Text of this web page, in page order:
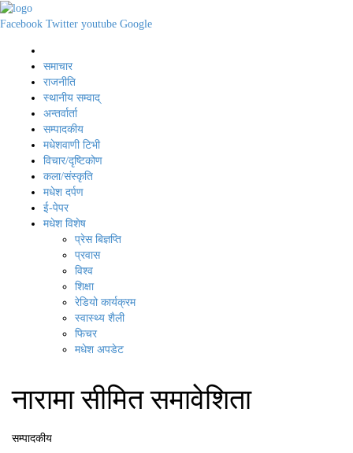
Facebook Twitter youtube Google
समाचार
राजनीति
स्थानीय सम्वाद्
अन्तर्वार्ता
सम्पादकीय
मधेशवाणी टिभी
विचार/दृष्टिकोण
कला/संस्कृति
मधेश दर्पण
ई-पेपर
मधेश विशेष
प्रेस बिज्ञप्ति
प्रवास
विश्व
शिक्षा
रेडियो कार्यक्रम
स्वास्थ्य शैली
फिचर
मधेश अपडेट
नारामा सीमित समावेशिता
सम्पादकीय